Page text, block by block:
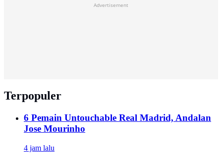
Advertisement
Terpopuler
6 Pemain Untouchable Real Madrid, Andalan
Jose Mourinho
4 jam lalu